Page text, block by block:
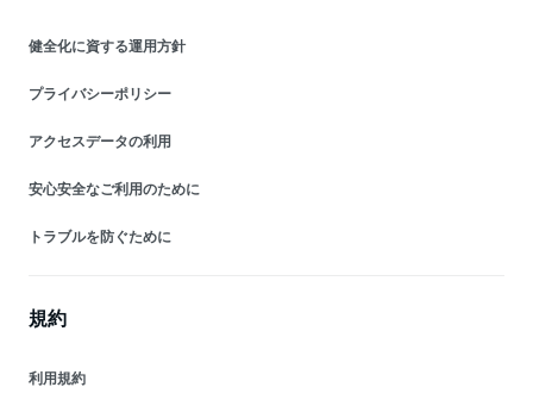
健全化に資する運用方針
プライバシーポリシー
アクセスデータの利用
安心安全なご利用のために
トラブルを防ぐために
規約
利用規約